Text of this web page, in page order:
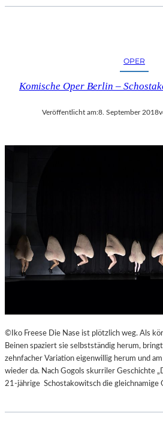
OPER
Komische Oper Berlin –
Veröffentlicht am:8. September 2018
©Iko Freese Die Nase ist plötzlich weg. Als
Beinen spaziert sie selbstständig herum,
zehnfacher Variation eigenwillig herum und
wieder da. Nach Gogols skurriler Geschichte
21-jährige Schostakowitsch die gleichnamige